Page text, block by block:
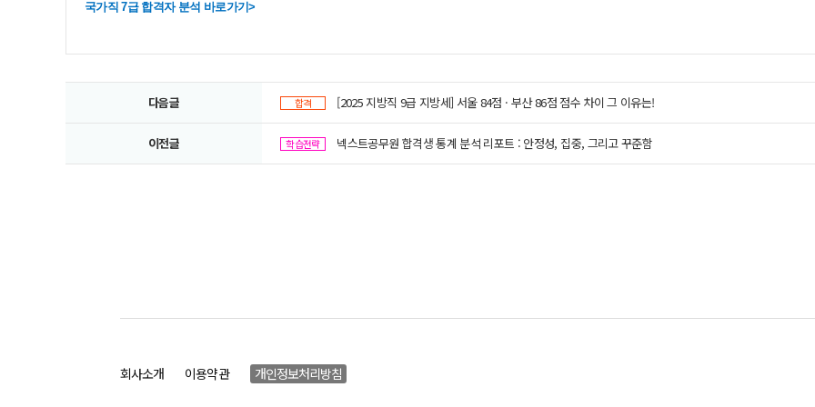
국가직 7급 합격자 분석 바로가기>
다음글 합격 [2025 지방직 9급 지방세] 서울 84점 · 부산 86점 점수 차이 그 이유는!
이전글 학습전략 넥스트공무원 합격생 통계 분석 리포트 : 안정성, 집중, 그리고 꾸준함
회사소개 이용약관 개인정보처리방침